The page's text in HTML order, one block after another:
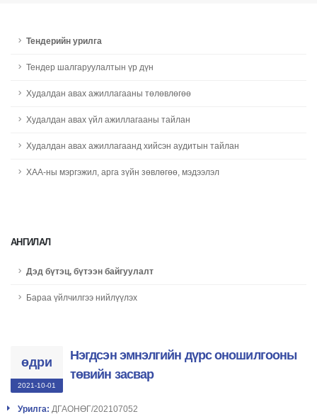
Тендерийн урилга
Тендер шалгаруулалтын үр дүн
Худалдан авах ажиллагааны төлөвлөгөө
Худалдан авах үйл ажиллагааны тайлан
Худалдан авах ажиллагаанд хийсэн аудитын тайлан
ХАА-ны мэргэжил, арга зүйн зөвлөгөө, мэдээлэл
АНГИЛАЛ
Дэд бүтэц, бүтээн байгуулалт
Бараа үйлчилгээ нийлүүлэх
өдри
2021-10-01
Нэгдсэн эмнэлгийн дүрс оношилгооны
төвийн засвар
Урилга: ДГАОНӨГ/202107052